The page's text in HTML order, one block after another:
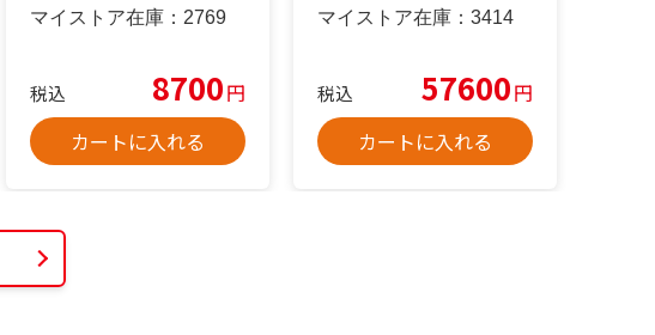
マイストア在庫： 2769
税込 8700円
カートに入れる
マイストア在庫： 3414
税込 57600円
カートに入れる